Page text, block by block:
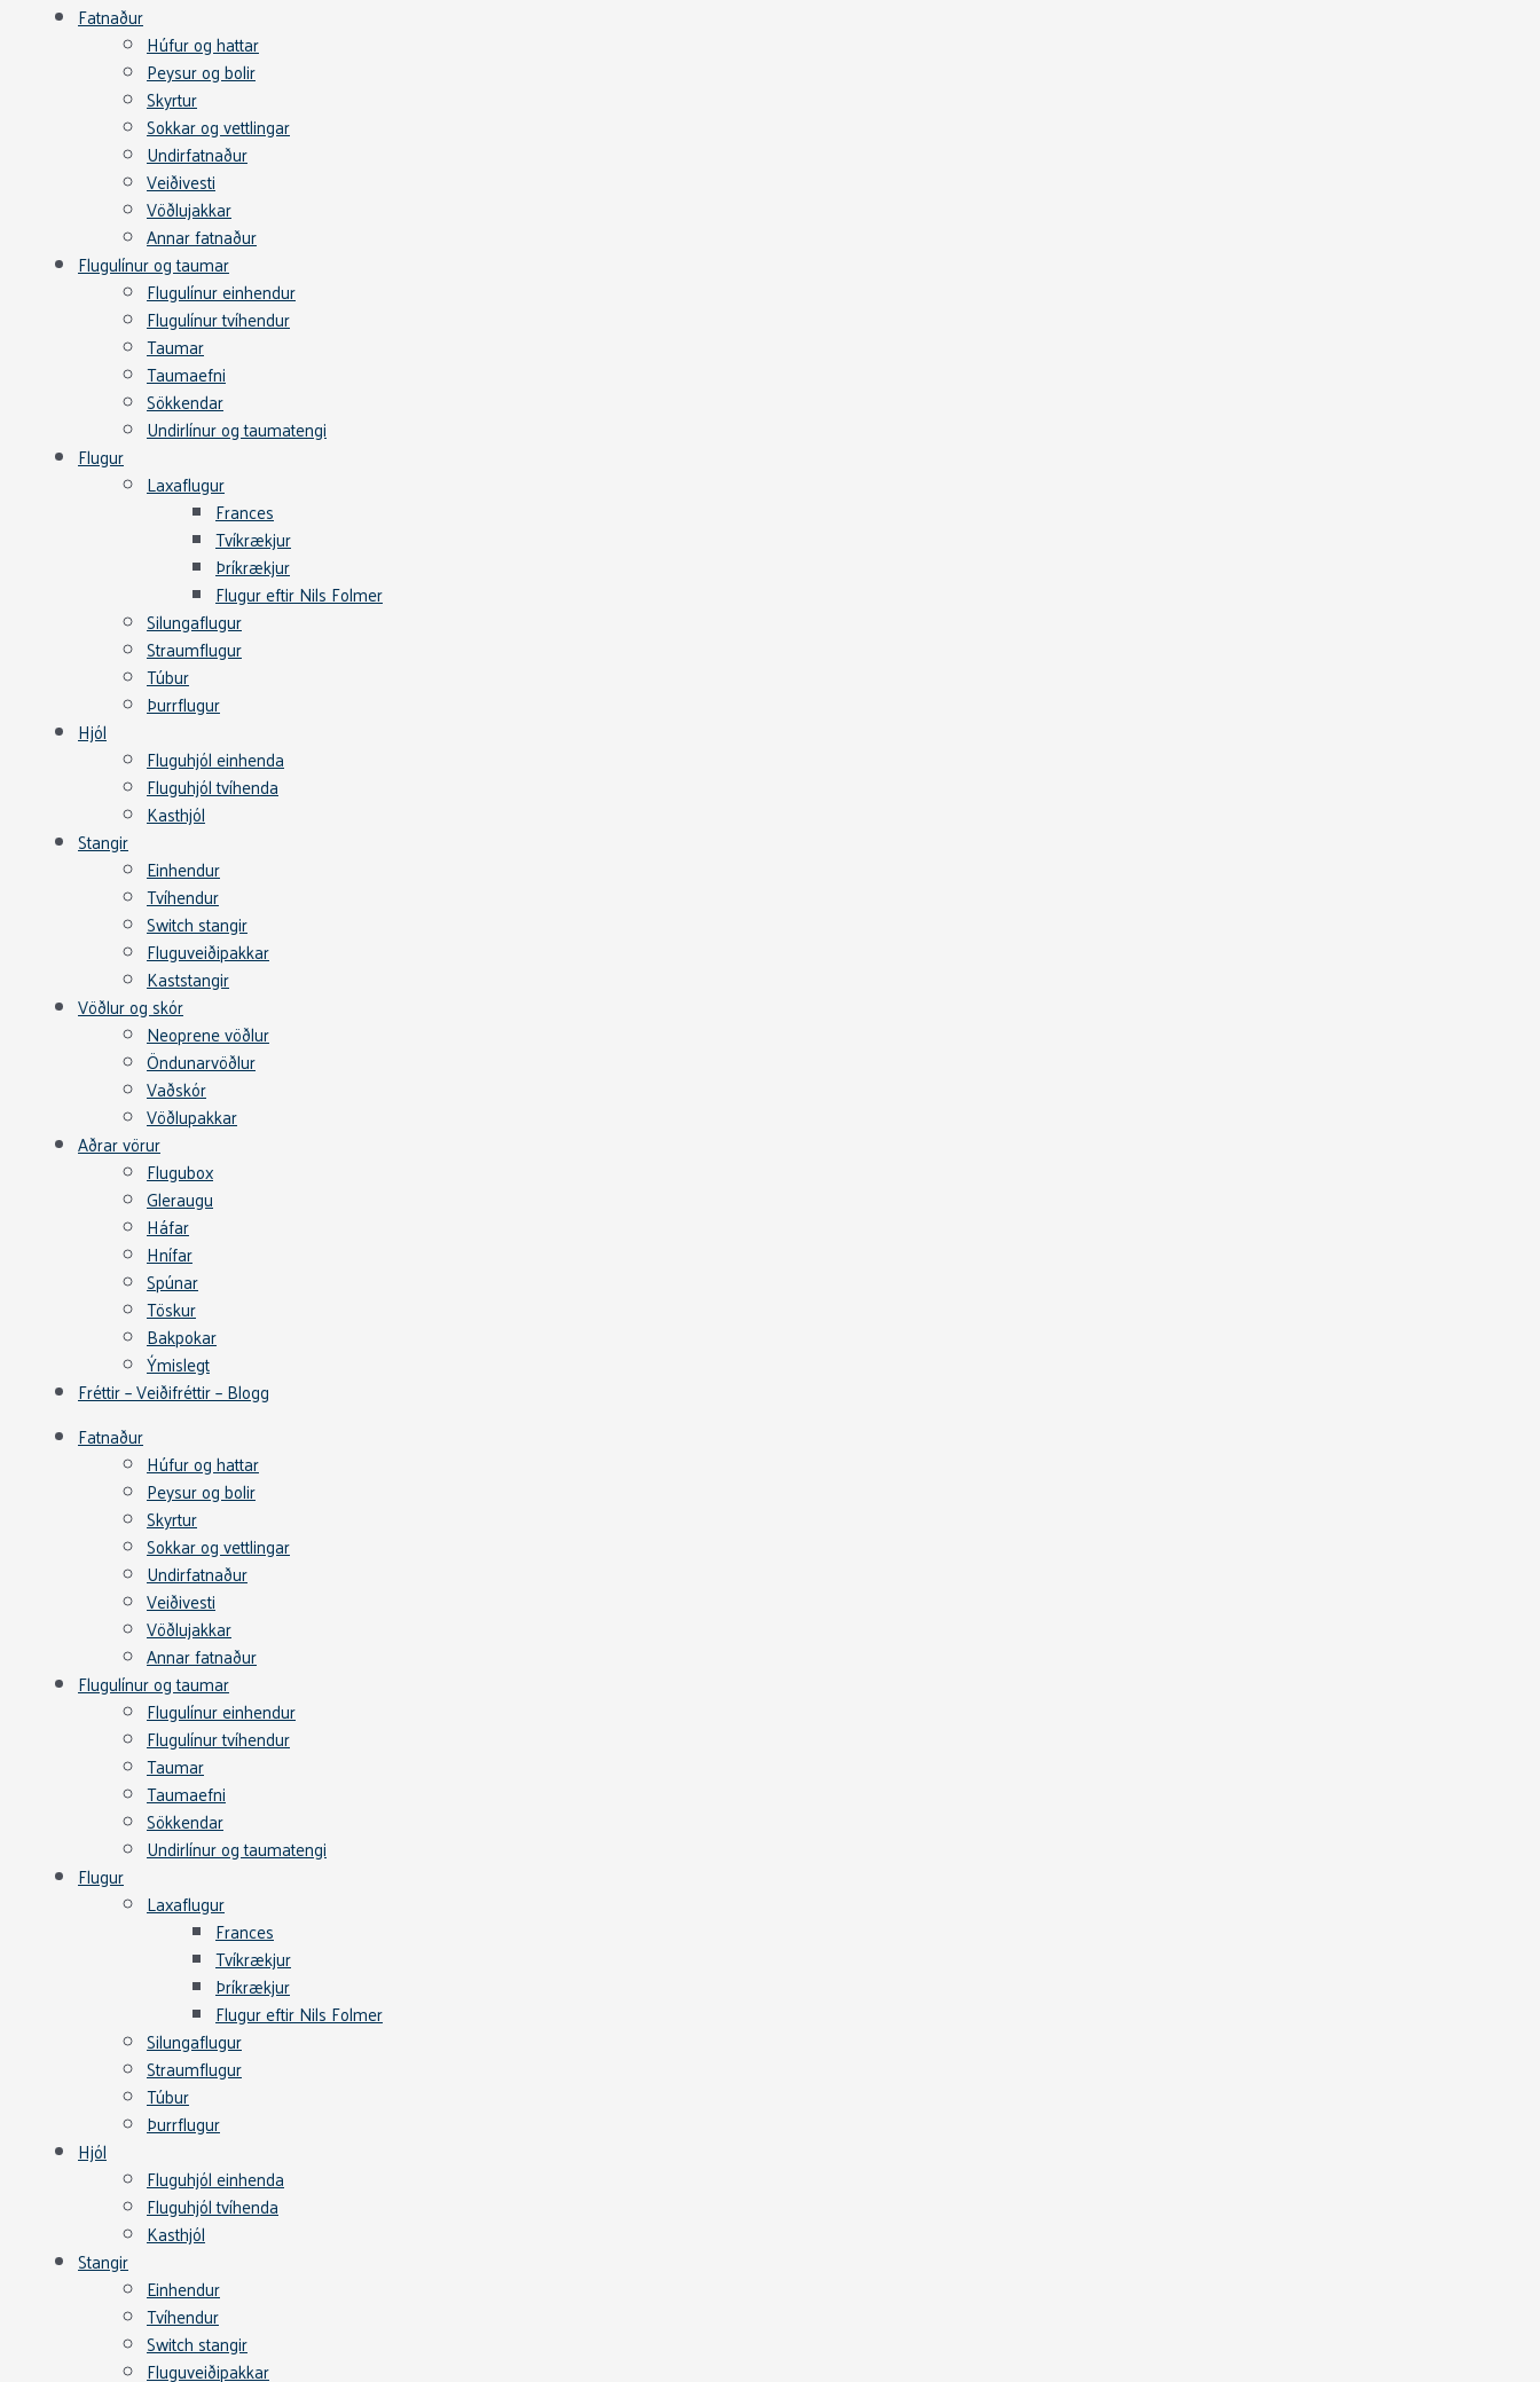
Fatnaður
Húfur og hattar
Peysur og bolir
Skyrtur
Sokkar og vettlingar
Undirfatnaður
Veiðivesti
Vöðlujakkar
Annar fatnaður
Flugulínur og taumar
Flugulínur einhendur
Flugulínur tvíhendur
Taumar
Taumaefni
Sökkendar
Undirlínur og taumatengi
Flugur
Laxaflugur
Frances
Tvíkrækjur
Þríkrækjur
Flugur eftir Nils Folmer
Silungaflugur
Straumflugur
Túbur
Þurrflugur
Hjól
Fluguhjól einhenda
Fluguhjól tvíhenda
Kasthjól
Stangir
Einhendur
Tvíhendur
Switch stangir
Fluguveiðipakkar
Kaststangir
Vöðlur og skór
Neoprene vöðlur
Öndunarvöðlur
Vaðskór
Vöðlupakkar
Aðrar vörur
Flugubox
Gleraugu
Háfar
Hnífar
Spúnar
Töskur
Bakpokar
Ýmislegt
Fréttir – Veiðifréttir – Blogg
Fatnaður
Húfur og hattar
Peysur og bolir
Skyrtur
Sokkar og vettlingar
Undirfatnaður
Veiðivesti
Vöðlujakkar
Annar fatnaður
Flugulínur og taumar
Flugulínur einhendur
Flugulínur tvíhendur
Taumar
Taumaefni
Sökkendar
Undirlínur og taumatengi
Flugur
Laxaflugur
Frances
Tvíkrækjur
Þríkrækjur
Flugur eftir Nils Folmer
Silungaflugur
Straumflugur
Túbur
Þurrflugur
Hjól
Fluguhjól einhenda
Fluguhjól tvíhenda
Kasthjól
Stangir
Einhendur
Tvíhendur
Switch stangir
Fluguveiðipakkar